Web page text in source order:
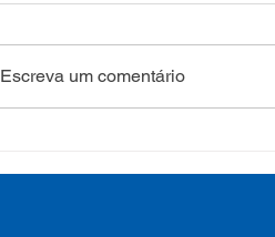
SETEC, realiza Assembleia e
Escreva um comentário